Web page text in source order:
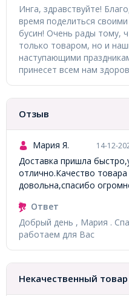
Инга, здравствуйте!
время поделиться
бусин! Очень рады тому,
только товаром, но и
наступающими
принесет всем нам
Отзыв
Мария Я. 14-12-
Доставка пришла
отлично.Качество товара
довольна,спасибо
Ответ
Добрый день , Мария .
работаем для Вас
Некачественный